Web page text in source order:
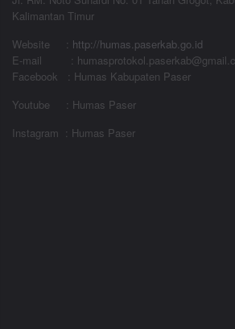
Kalimantan Timur
Website
: http://humas.paserkab.go.id
E-mail :
Facebook : Humas Kabupaten Paser
Youtube : Humas Paser
Instagram : Humas Paser